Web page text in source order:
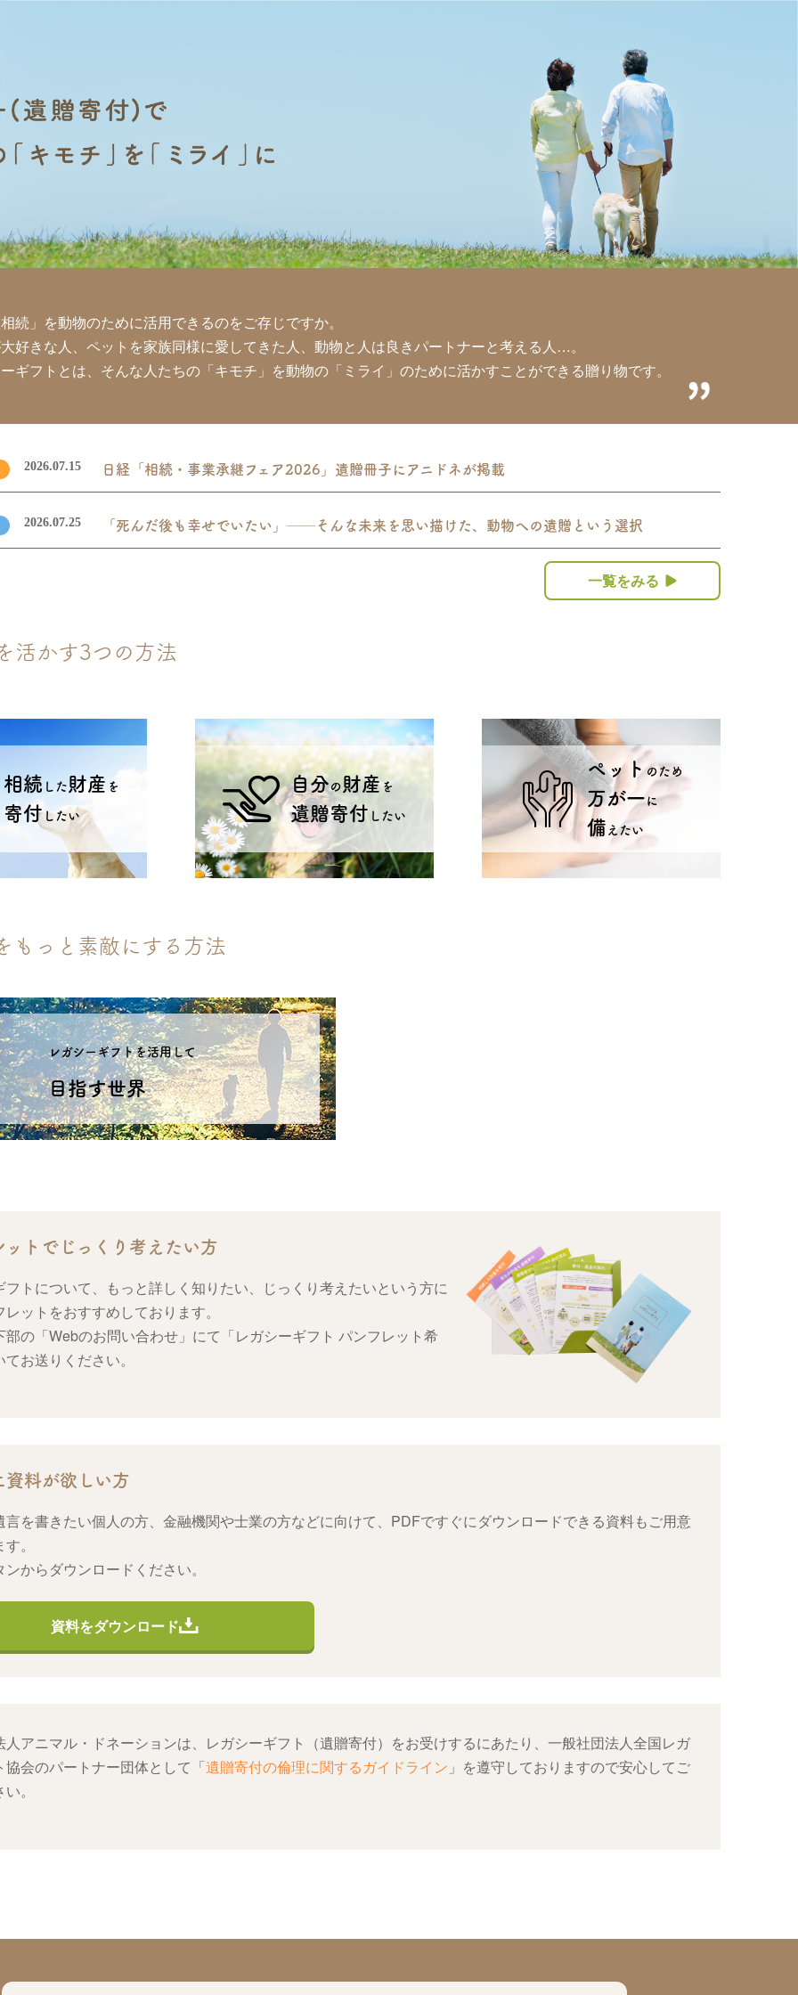
続」を動物のために活用できるのをご存じですか。
好きな人、ペットを家族同様に愛してきた人、動物と人は良きパートナーと考える人…。
ギフトとは、そんな人たちの「キモチ」を動物の「ミライ」のために活かすことができる贈り物です。
2026.07.15 日経「相続・事業承継フェア2026」遺贈冊子にアニドネが掲載
2026.07.25 「死んだ後も幸せでいたい」──そんな未来を思い描けた、動物への遺贈という選択
一覧をみる
活かす3つの方法
相続 した 財産 を
寄付したい
自分の 財産を
遺贈寄付 したい
ペットのため
万が一に
備 えたい
もっと素敵にする方法
レガシーギフトを活用して
目指す世界
ットでじっくり考えたい方
フトについて、もっと詳しく知りたい、じっくり考えたいという方に
ットをおすすめしております。
部の「Webのお問い合わせ」にて「レガシーギフト パンフレット希
お送りください。
資料が欲しい方
言を書きたい個人の方、金融機関や士業の方などに向けて、PDFですぐにダウンロードできる資料もご用意
。
からダウンロードください。
資料をダウンロード
人アニマル・ドネーションは、レガシーギフト（遺贈寄付）をお受けするにあたり、一般社団法人全国レガ
協会のパートナー団体として「遺贈寄付の倫理に関するガイドライン 」を遵守しておりますので安心してご
。